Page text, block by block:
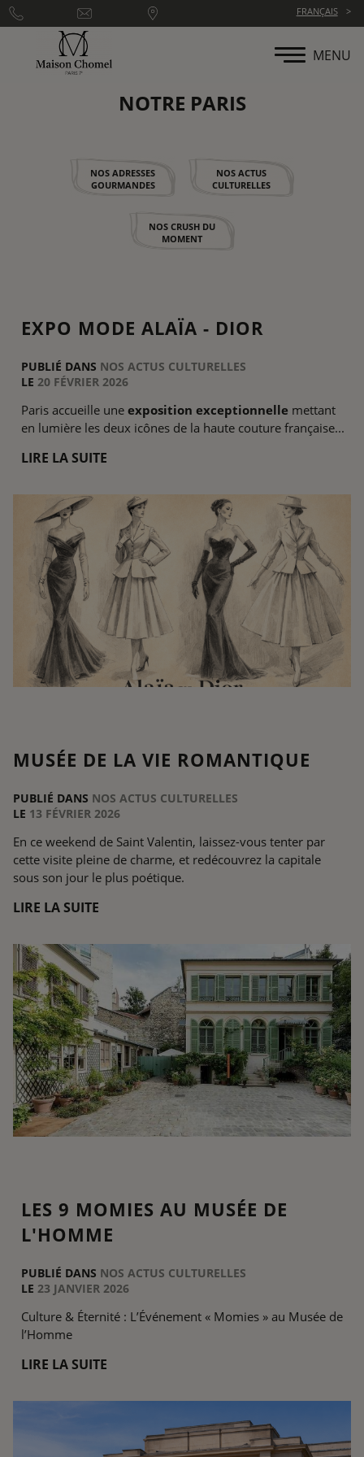
FRANÇAIS
MENU
NOTRE PARIS
NOS ADRESSES
GOURMANDES
NOS ACTUS
CULTURELLES
NOS CRUSH DU
MOMENT
EXPO MODE ALAÏA - DIOR
PUBLIÉ DANS NOS ACTUS CULTURELLES
LE 20 FÉVRIER 2026
Paris accueille une exposition exceptionnelle mettant
en lumière les deux icônes de la haute couture française...
LIRE LA SUITE
MUSÉE DE LA VIE ROMANTIQUE
PUBLIÉ DANS NOS ACTUS CULTURELLES
LE 13 FÉVRIER 2026
En ce weekend de Saint Valentin, laissez-vous tenter par
cette visite pleine de charme, et redécouvrez la capitale
sous son jour le plus poétique.
LIRE LA SUITE
LES 9 MOMIES AU MUSÉE DE
L'HOMME
PUBLIÉ DANS NOS ACTUS CULTURELLES
LE 23 JANVIER 2026
Culture & Éternité : L’Événement « Momies » au Musée de
l’Homme
LIRE LA SUITE
Panneau de gestion des cookies